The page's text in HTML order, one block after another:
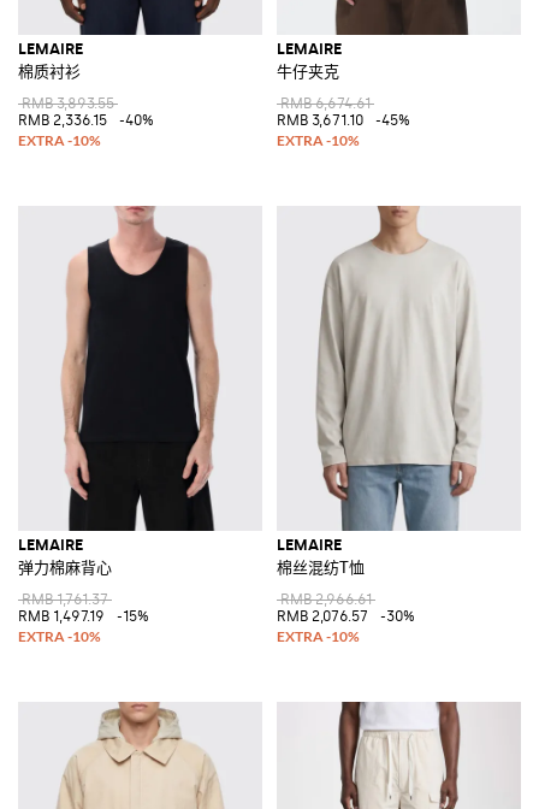
LEMAIRE
棉质衬衫
RMB 3,893.55
RMB 2,336.15
-40%
LEMAIRE
牛仔夹克
RMB 6,674.61
RMB 3,671.10
-45%
LEMAIRE
弹力棉麻背心
RMB 1,761.37
RMB 1,497.19
-15%
LEMAIRE
棉丝混纺T恤
RMB 2,966.61
RMB 2,076.57
-30%